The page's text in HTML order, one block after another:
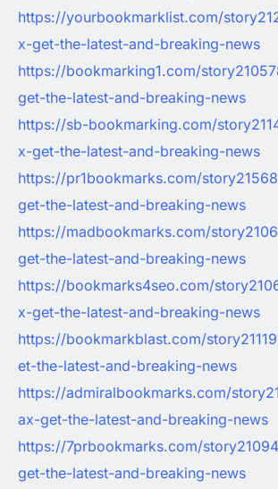
https://yourbookmarklist.com/
x-get-the-latest-and-breaking-news
https://bookmarking1.com/
get-the-latest-and-breaking-news
https://sb-bookmarking.com/
x-get-the-latest-and-breaking-news
https://pr1bookmarks.com/
get-the-latest-and-breaking-news
https://madbookmarks.com/
get-the-latest-and-breaking-news
https://bookmarks4seo.com/
x-get-the-latest-and-breaking-news
https://bookmarkblast.com/
et-the-latest-and-breaking-news
https://admiralbookmarks.com/
ax-get-the-latest-and-breaking-news
https://7prbookmarks.com/
get-the-latest-and-breaking-news